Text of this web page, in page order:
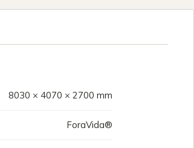
8030 × 4070 × 2700 mm
ForaVida®